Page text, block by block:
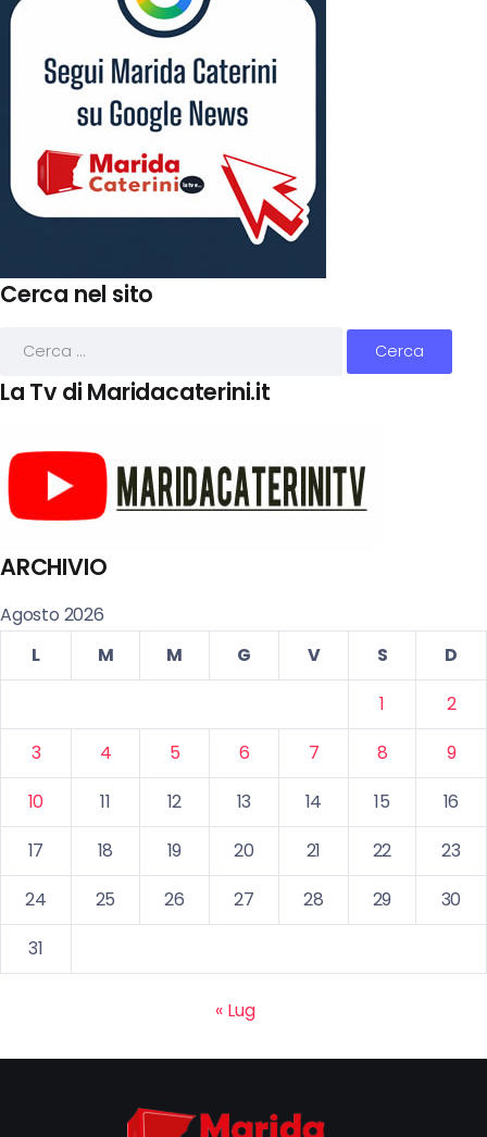
Cerca nel sito
La Tv di Maridacaterini.it
ARCHIVIO
Agosto 2026
L
M M G V S
D
1
2
3
4 5 6 7 8
9
10
11 12 13 14 15
16
17
18 19 20 21 22
23
24
25 26 27 28 29
30
31
« Lug